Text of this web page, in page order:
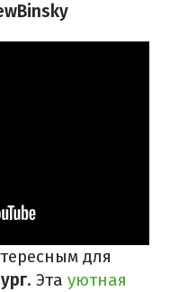
для
. Эта уютная